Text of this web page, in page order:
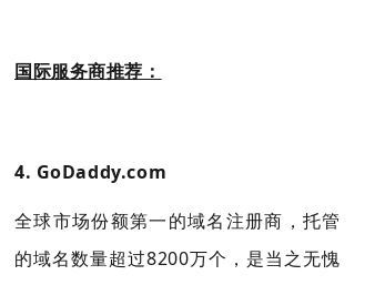
国际服务商推荐：
4. GoDaddy.com
全球市场份额第一的域名注册商，托管
的域名数量超过8200万个，是当之无愧